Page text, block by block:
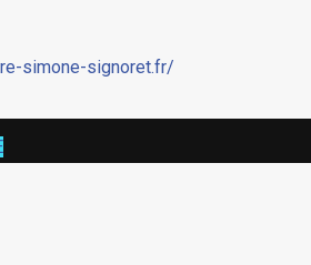
simone-signoret.fr/